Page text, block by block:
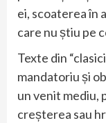
ei, scoaterea în
care nu știu pe
Texte din
mandatoriu și
un venit mediu,
creșterea sau